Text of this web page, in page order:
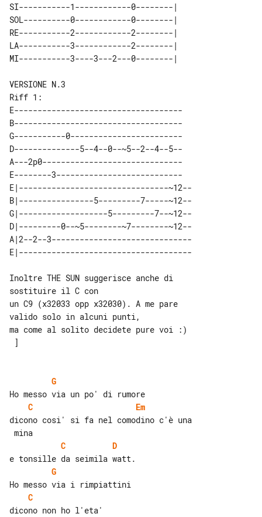
SI-----------1------------0--------|
SOL----------0------------0--------|
RE-----------2------------2--------|
LA-----------3------------2--------|
MI-----------3----3---2---0--------|
Riff 1:
E------------------------------------
B------------------------------------
G-----------0------------------------
D--------------5--4--0--~5--2--4--5--
A---2p0------------------------------
E--------3---------------------------
E|--------------------------------~12--
B|----------------5---------7-----~12--
G|-------------------5---------7--~12--
D|---------0--~5--------~7--------~12--
A|2--2--3------------------------------
Inoltre THE SUN suggerisce anche di
sostituire il C con
un C9 (x32033 opp x32030). A me pare
valido solo in alcuni punti,
ma come al solito decidete pure voi :)
G
C
Em
dicono cosi' si fa nel comodino c'è una
C
D
G
C